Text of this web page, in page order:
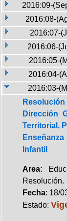
2016:09-
2016:08-
2016:07-
2016:06-
2016:05-
2016:04-
2016:03-
Dirección
Territorial,
Infantil
Area:
Resolución.
Fecha: 18/
Estado: